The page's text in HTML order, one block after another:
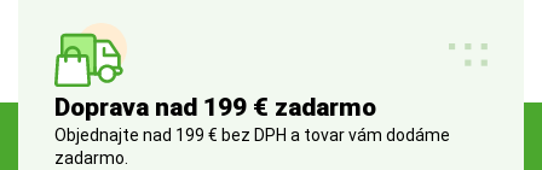
Doprava nad 199 € zadarmo
Objednajte nad 199 € bez DPH a tovar vám dodáme
zadarmo.